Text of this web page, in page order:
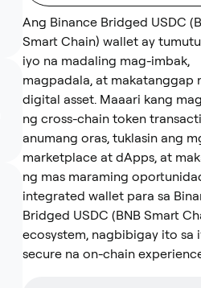
Ang Binance Bridged USDC
Smart Chain) wallet ay
iyo na madaling mag-imbak,
magpadala, at makatanggap
digital asset. Maaari kang
ng cross-chain token
anumang oras, tuklasin ang
marketplace at dApps, at
ng mas maraming
integrated wallet para sa
Bridged USDC (BNB Smart
ecosystem, nagbibigay ito sa
secure na on-chain